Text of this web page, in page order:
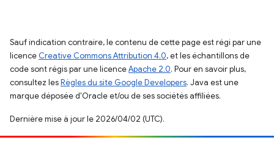
Sauf indication contraire, le contenu de cette page est régi par une
licence Creative Commons Attribution 4.0, et les échantillons de
code sont régis par une licenceApache 2.0. Pour en savoir plus,
consultez lesRègles du site Google Developers. Java est une
marque déposée d'Oracle et/ou de ses sociétés affiliées.
Dernière mise à jour le 2026/04/02 (UTC).